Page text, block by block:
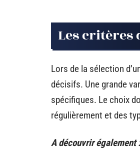
Les critères
Lors de la sélection
décisifs. Une grande
spécifiques. Le choix
régulièrement et des
A découvrir également :